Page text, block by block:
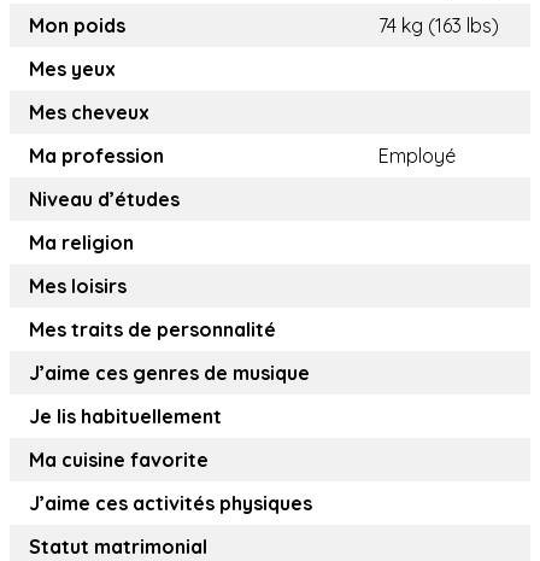
Mon poids
74 kg (163 lbs)
Mes yeux
Mes cheveux
Ma profession
Employé
Niveau d’études
Ma religion
Mes loisirs
Mes traits de personnalité
J’aime ces genres de musique
Je lis habituellement
Ma cuisine favorite
J’aime ces activités physiques
Statut matrimonial